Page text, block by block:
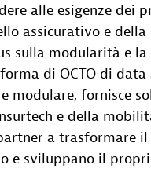
alle esigenze dei
assicurativo e
sulla modularità e la
di OCTO di data
modulare, fornisce
e della
a trasformare
e sviluppano il